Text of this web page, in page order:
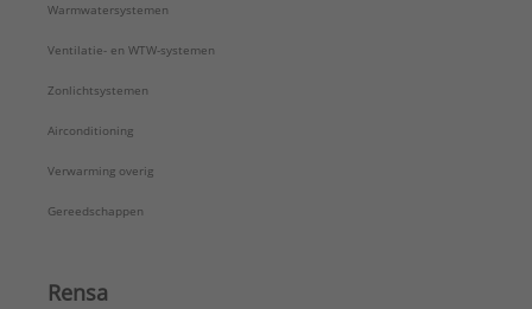
Warmwatersystemen
Ventilatie- en WTW-systemen
Zonlichtsystemen
Airconditioning
Verwarming overig
Gereedschappen
Rensa